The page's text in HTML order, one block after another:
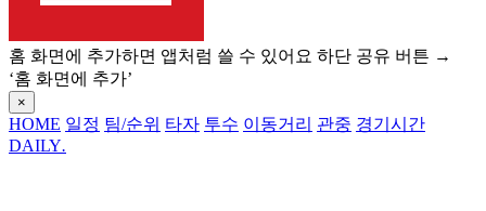
홈 화면에 추가하면 앱처럼 쓸 수 있어요 하단 공유 버튼 →
‘홈 화면에 추가’
×
HOME 일정 팀/순위 타자 투수 이동거리 관중 경기시간
DAILY.